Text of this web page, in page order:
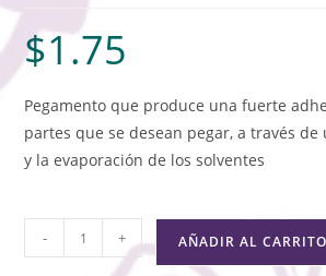
$1.75
Pegamento que produce una fuerte
partes que se desean pegar, a través
y la evaporación de los solventes
- + AÑADIR AL CARRITO